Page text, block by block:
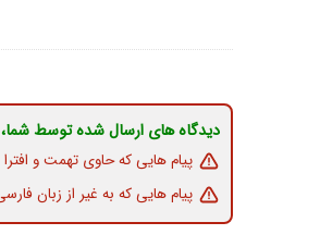
دیدگاه های ارسال شده توسط
پیام هایی که حاوی تهمت و
پیام هایی که به غیر از زبان